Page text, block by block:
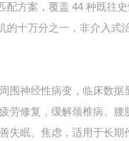
配方案，覆盖 44种既往
十万分之一，非介入式
围神经性病变，临床数据
劳修复，缓解颈椎病、
失眠、焦虑，适用于长期